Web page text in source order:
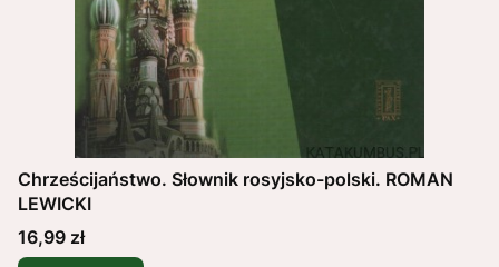
Chrześcijaństwo. Słownik rosyjsko-polski. ROMAN
LEWICKI
Cena
16,99 zł